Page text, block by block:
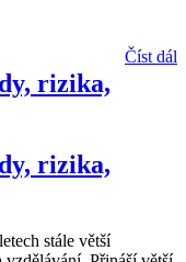
Číst dál
rizika,
rizika,
stále větší